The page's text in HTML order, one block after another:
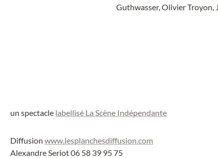
Guthwasser, Olivier Troyon,
un spectacle labellisé La Scène Indépendante
Diffusion www.lesplanchesdiffusion.com
Alexandre Seriot 06 58 39 95 75